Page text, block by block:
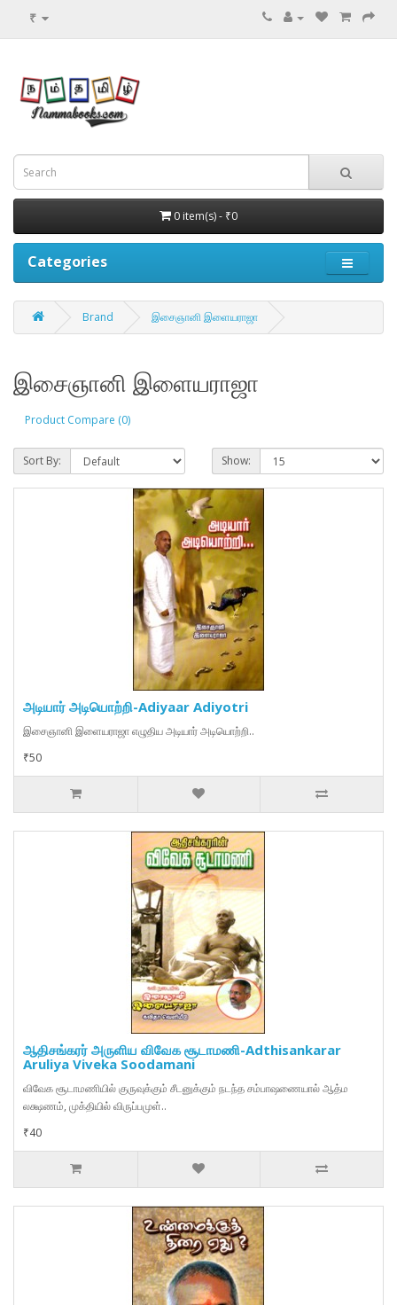
₹
0 item(s) - ₹0
Categories
Brand இசைஞானி இளையராஜா
இசைஞானி இளையராஜா
Product Compare (0)
Sort By: Show:
அடியார் அடியொற்றி-Adiyaar Adiyotri
இசைஞானி இளையராஜா எழுதிய அடியார் அடியொற்றி..
₹50
ஆதிசங்கரர் அருளிய விவேக சூடாமணி-Adthisankarar
Aruliya Viveka Soodamani
விவேக சூடாமணியில் குருவுக்கும் சீடனுக்கும் நடந்த சம்பாஷணையால் ஆத்ம
லக்ஷணம், முக்தியில் விருப்பமுள்..
₹40